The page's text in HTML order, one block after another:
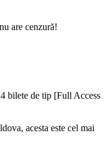
are cenzură!
bilete de tip [Full Access
acesta este cel mai